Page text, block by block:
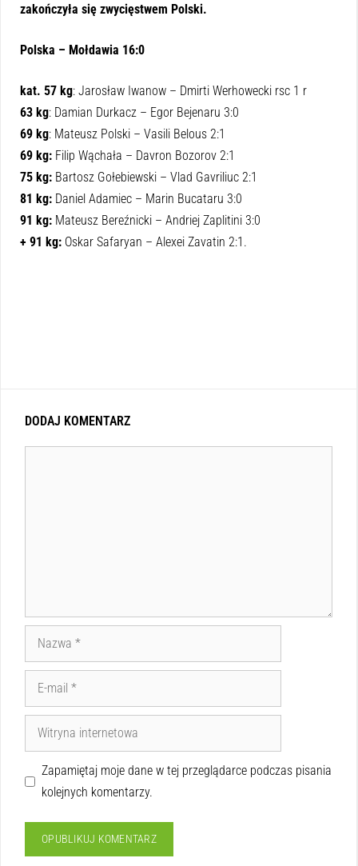
zakończyła się zwycięstwem Polski.
Polska – Mołdawia 16:0
kat. 57 kg: Jarosław Iwanow – Dmirti Werhowecki rsc 1 r
63 kg: Damian Durkacz – Egor Bejenaru 3:0
69 kg: Mateusz Polski – Vasili Belous 2:1
69 kg: Filip Wąchała – Davron Bozorov 2:1
75 kg: Bartosz Gołebiewski – Vlad Gavriliuc 2:1
81 kg: Daniel Adamiec – Marin Bucataru 3:0
91 kg: Mateusz Bereźnicki – Andriej Zaplitini 3:0
+ 91 kg: Oskar Safaryan – Alexei Zavatin 2:1.
DODAJ KOMENTARZ
Zapamiętaj moje dane w tej przeglądarce podczas pisania
kolejnych komentarzy.